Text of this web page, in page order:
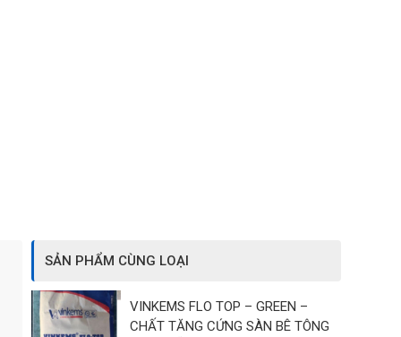
SẢN PHẨM CÙNG LOẠI
VINKEMS FLO TOP – GREEN –
CHẤT TĂNG CỨNG SÀN BÊ TÔNG